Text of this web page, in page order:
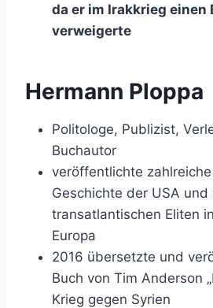
da er im Irakkrieg einen
verweigerte
Hermann Ploppa
Politologe, Publizist,
Buchautor
veröffentlichte
Geschichte der USA und
transatlantischen Eliten
Europa
2016 übersetzte und
Buch von Tim Anderson
Krieg gegen Syrien